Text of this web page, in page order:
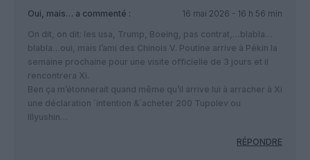
Oui, mais… a commenté :
16 mai 2026 - 16 h 56 min
On dit, on dit: les usa, Trump, Boeing, pas contrat,…blabla…
blabla…oui, mais l’ami des Chinois V. Poutine arrive à Pékin la
semaine prochaine pour une visite officielle de 3 jours et il
rencontrera Xi.
Ben ça m’étonnerait quand même qu’il arrive lui à arracher à Xi
une déclaration ´intention &´acheter 200 Tupolev ou
Illyushin…
RÉPONDRE